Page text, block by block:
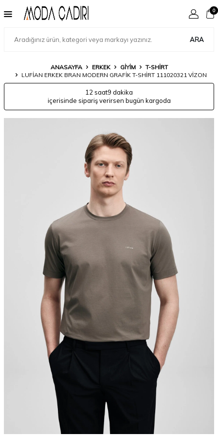
ARA
0
ANASAYFA ERKEK GIYIM
T-SHIRT
LUFIAN ERKEK BRAN MODERN GRAFIK T-SHIRT 111020321 VIZON
12 saat9 dakika
içerisinde sipariş verirsen bugün kargoda